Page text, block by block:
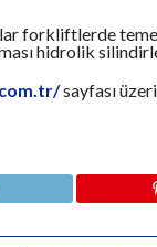
forkliftlerde
hidrolik
sayfası